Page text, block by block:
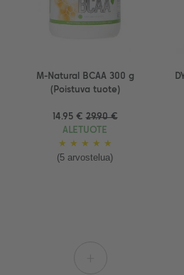
M-Natural BCAA 300 g
(Poistuva tuote)
14.95 € 29.90 €
ALETUOTE
★ ★ ★ ★ ★
(5 arvostelua)